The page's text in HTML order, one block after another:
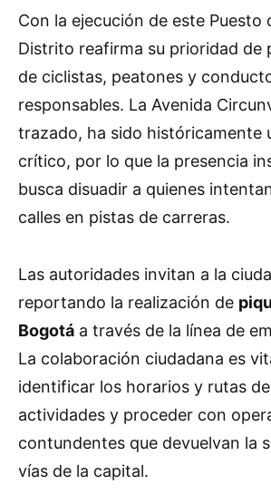
Con la ejecución de este Puesto
Distrito reafirma su prioridad de
de ciclistas, peatones y
responsables. La Avenida
trazado, ha sido históricamente
crítico, por lo que la presencia
busca disuadir a quienes
calles en pistas de carreras.
Las autoridades invitan a la
reportando la realización de
Bogotá a través de la línea de
La colaboración ciudadana es
identificar los horarios y rutas
actividades y proceder con
contundentes que devuelvan la
vías de la capital.